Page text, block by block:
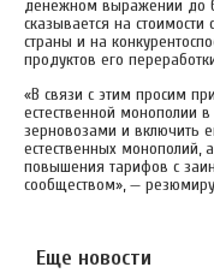
денежном выражении до
сказывается на
страны и на
продуктов его
«В связи с этим просим
естественной монополии
зерновозами и включить
естественных монополий,
повышения тарифов с
сообществом», —
Еще новости